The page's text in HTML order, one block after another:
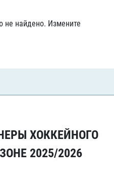
не найдено. Измените
ХОККЕЙНОГО
2025/2026